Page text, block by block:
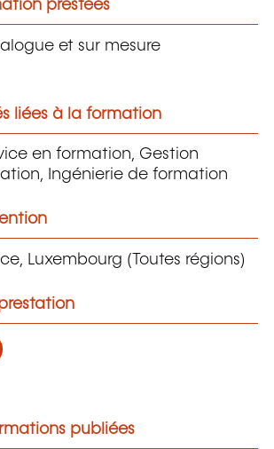
prestées
et sur mesure
liées à la formation
en formation, Gestion
Ingénierie de formation
Luxembourg (Toutes régions)
publiées